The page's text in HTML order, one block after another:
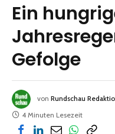
Ein
Gefolge
von Rundschau
4 Minuten Lesezeit